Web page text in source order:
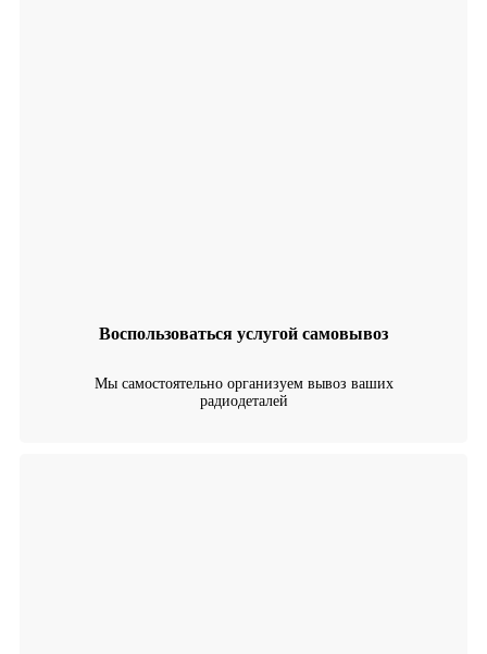
Воспользоваться услугой самовывоз
Мы самостоятельно организуем вывоз ваших
радиодеталей